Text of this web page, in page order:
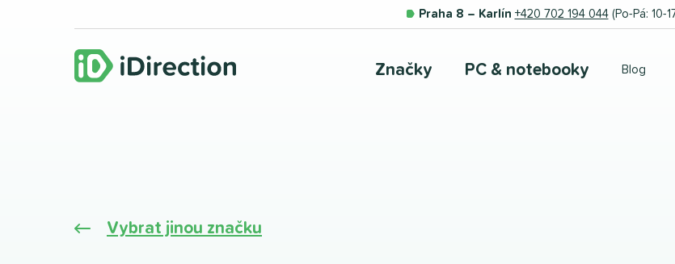
Praha 8 – Karlín +420 702 194 044(Po-Pá: 10-
Značky PC & notebooky Blog
Vybrat jinou značku